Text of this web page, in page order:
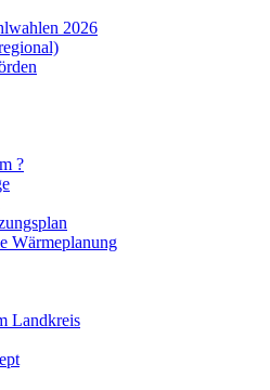
2026
?
Wärmeplanung
Landkreis